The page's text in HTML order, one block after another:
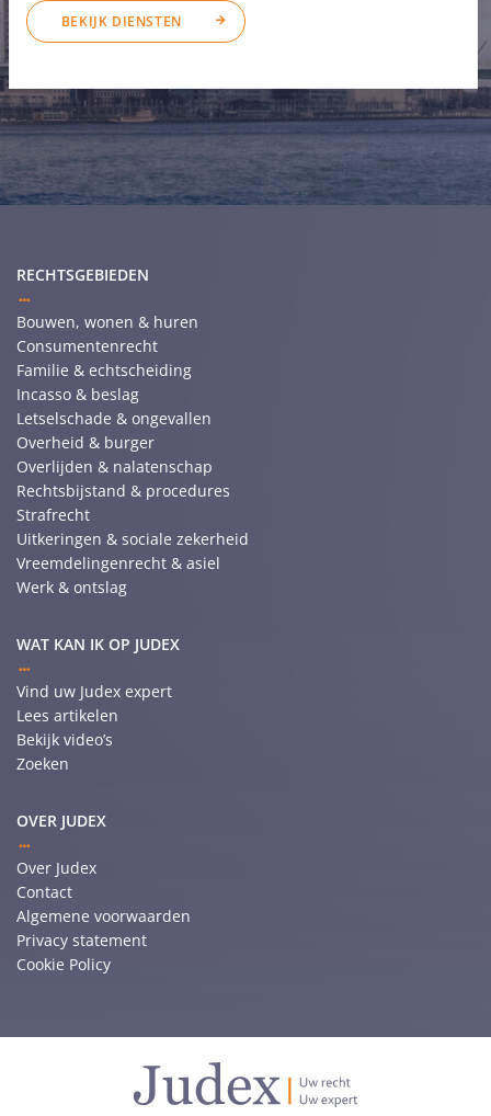
BEKIJK DIENSTEN
RECHTSGEBIEDEN
Bouwen, wonen & huren
Consumentenrecht
Familie & echtscheiding
Incasso & beslag
Letselschade & ongevallen
Overheid & burger
Overlijden & nalatenschap
Rechtsbijstand & procedures
Strafrecht
Uitkeringen & sociale zekerheid
Vreemdelingenrecht & asiel
Werk & ontslag
WAT KAN IK OP JUDEX
Vind uw Judex expert
Lees artikelen
Bekijk video’s
Zoeken
OVER JUDEX
Over Judex
Contact
Algemene voorwaarden
Privacy statement
Cookie Policy